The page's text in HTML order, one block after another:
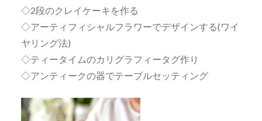
◇2段のクレイケーキを作る
◇アーティフィシャルフラワーでデザインする(ワイ
ヤリング法)
◇ティータイムのカリグラフィータグ作り
◇アンティークの器でテーブルセッティング